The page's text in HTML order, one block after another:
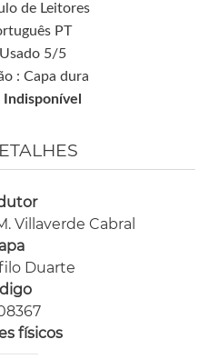
de Leitores
PT
5/5
: Capa dura
Indisponível
Villaverde Cabral
Duarte
físicos